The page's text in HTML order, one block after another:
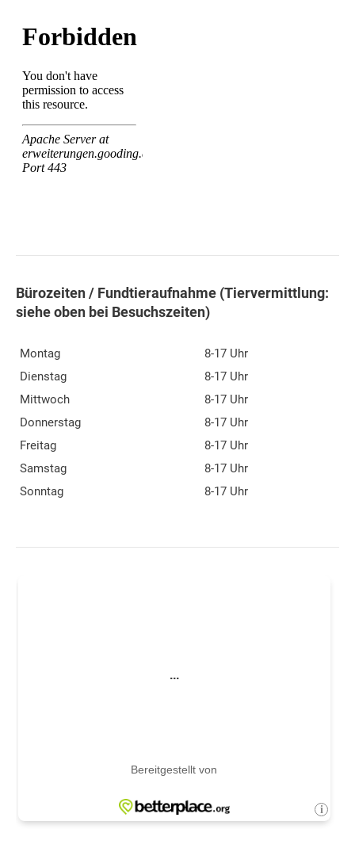
Bürozeiten / Fundtieraufnahme (Tiervermittlung:
siehe oben bei Besuchszeiten)
Montag
8-17 Uhr
Dienstag
8-17 Uhr
Mittwoch
8-17 Uhr
Donnerstag
8-17 Uhr
Freitag
8-17 Uhr
Samstag
8-17 Uhr
Sonntag
8-17 Uhr